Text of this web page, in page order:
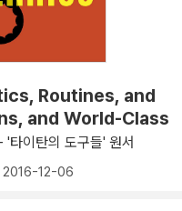
Routines, and
and World-Class
'타이탄의 도구들' 원서
2016-12-06